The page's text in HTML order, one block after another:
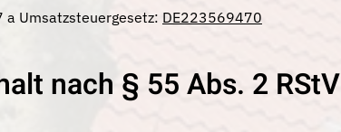
Umsatzsteuergesetz: DE223569470
nach § 55 Abs. 2 RStV